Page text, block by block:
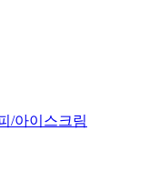
/아이스크림